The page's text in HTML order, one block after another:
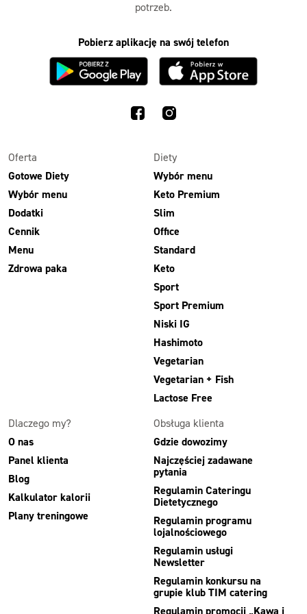
potrzeb.
Pobierz aplikację na swój telefon
Oferta
Gotowe Diety
Wybór menu
Dodatki
Cennik
Menu
Zdrowa paka
Diety
Wybór menu
Keto Premium
Slim
Office
Standard
Keto
Sport
Sport Premium
Niski IG
Hashimoto
Vegetarian
Vegetarian + Fish
Lactose Free
Dlaczego my?
O nas
Panel klienta
Blog
Kalkulator kalorii
Plany treningowe
Obsługa klienta
Gdzie dowozimy
Najczęściej zadawane
pytania
Regulamin Cateringu
Dietetycznego
Regulamin programu
lojalnościowego
Regulamin usługi
Newsletter
Regulamin konkursu na
grupie klub TIM catering